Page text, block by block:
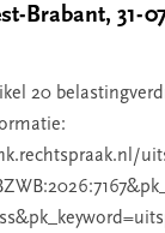
Brabant, 31-
20